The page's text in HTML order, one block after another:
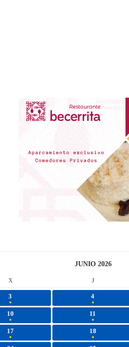
JUNIO 2026
X J
3 4
10 11
17 18